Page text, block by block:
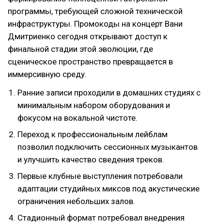
программы, требующей сложной технической
инфраструктуры. Промокоды на концерт Вани
Дмитриенко сегодня открывают доступ к
финальной стадии этой эволюции, где
сценическое пространство превращается в
иммерсивную среду.
Ранние записи проходили в домашних студиях с
минимальным набором оборудования и
фокусом на вокальной чистоте.
Переход к профессиональным лейблам
позволил подключить сессионных музыкантов
и улучшить качество сведения треков.
Первые клубные выступления потребовали
адаптации студийных миксов под акустические
ограничения небольших залов.
Стадионный формат потребовал внедрения